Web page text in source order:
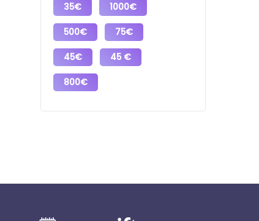
35€ 1000€
500€ 75€
45€ 45 €
800€